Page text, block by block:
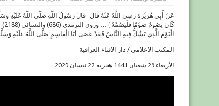
عَنْ أَبِي هُرَيْرَةَ رَضِيَ اللَّهُ عَنْهُ قَالَ : قَالَ رَسُولُ اللَّهِ صَلَّى اللَّهُ عَلَيْهِ
الْيَوْمَ الَّذِي يَشُكُّ فِيهِ النَّاسُ فَقَدْ عَصَى أَبَا الْقَاسِمِ صَلَّى اللَّهُ عَلَيْهِ
المكتب الاعلامي / دار الافتاء العراقية
الأربعاء 29 شعبان 1441 هجرية 22 نيسان 2020